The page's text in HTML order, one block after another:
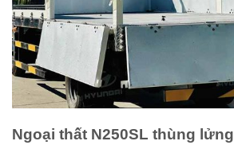
Ngoại thất N250SL thùng lửng